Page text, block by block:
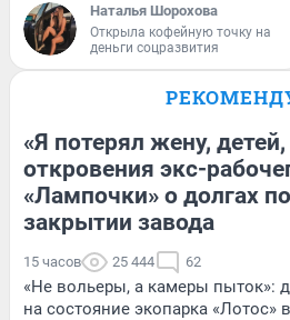
Наталья Шорохова
Открыла кофейную точку на
деньги соцразвития
«Я потерял жену, детей,
откровения экс-
«Лампочки» о долгах
закрытии завода
15 часов 25 444 62
«Не вольеры, а камеры пыток»:
на состояние экопарка «Лотос»